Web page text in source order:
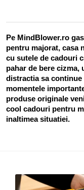
Pe MindBlower.ro
pentru majorat, casa
cu sutele de cadouri
pahar de bere
distractia sa continue
momentele
produse originale
cool cadouri pentru
inaltimea situatiei.